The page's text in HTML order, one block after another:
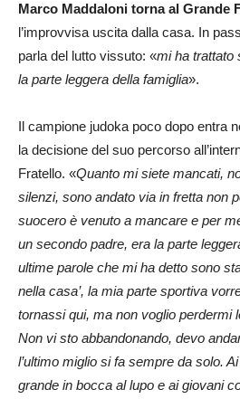
Marco Maddaloni torna al Grande
l’improvvisa uscita dalla casa. In
parla del lutto vissuto: «mi ha trattato
la parte leggera della famiglia».
Il campione judoka poco dopo entra
la decisione del suo percorso
Fratello. «Quanto mi siete mancati,
silenzi, sono andato via in fretta non
suocero è venuto a mancare e per
un secondo padre, era la parte
ultime parole che mi ha detto sono
nella casa’, la mia parte sportiva
tornassi qui, ma non voglio perdermi
Non vi sto abbandonando, devo
l’ultimo miglio si fa sempre da solo.
grande in bocca al lupo e ai giovani